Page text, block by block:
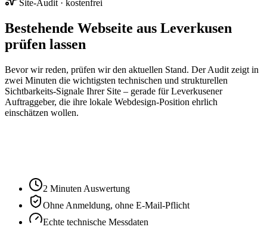
Site-Audit · kostenfrei
Bestehende Webseite aus Leverkusen
prüfen lassen
Bevor wir reden, prüfen wir den aktuellen Stand. Der Audit zeigt in
zwei Minuten die wichtigsten technischen und strukturellen
Sichtbarkeits-Signale Ihrer Site – gerade für Leverkusener
Auftraggeber, die ihre lokale Webdesign-Position ehrlich
einschätzen wollen.
2 Minuten Auswertung
Ohne Anmeldung, ohne E-Mail-Pflicht
Echte technische Messdaten